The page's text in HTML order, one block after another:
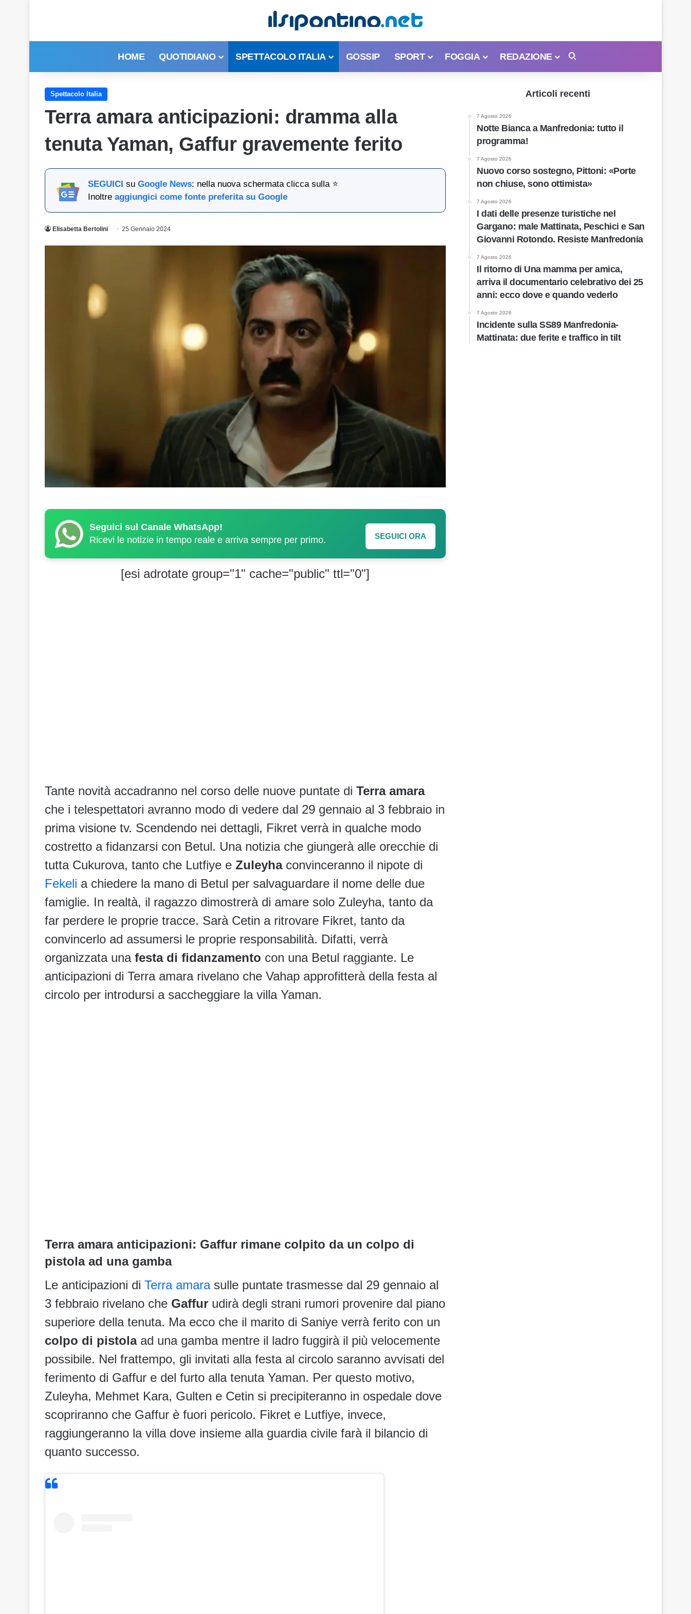
HOME QUOTIDIANO SPETTACOLO ITALIA GOSSIP SPORT FOGGIA REDAZIONE
Spettacolo Italia
Terra amara anticipazioni: dramma alla
tenuta Yaman, Gaffur gravemente ferito
SEGUICI su Google News: nella nuova schermata clicca sulla ⭐
Inoltre aggiungici come fonte preferita su Google
Elisabetta Bertolini 25 Gennaio 2024
Seguici sul Canale WhatsApp!
Ricevi le notizie in tempo reale e arriva sempre per primo.
SEGUICI ORA
[esi adrotate group="1" cache="public" ttl="0"]
Tante novità accadranno nel corso delle nuove puntate di Terra amara
che i telespettatori avranno modo di vedere dal 29 gennaio al 3 febbraio in
prima visione tv. Scendendo nei dettagli, Fikret verrà in qualche modo
costretto a fidanzarsi con Betul. Una notizia che giungerà alle orecchie di
tutta Cukurova, tanto che Lutfiye e Zuleyha convinceranno il nipote di
Fekeli a chiedere la mano di Betul per salvaguardare il nome delle due
famiglie. In realtà, il ragazzo dimostrerà di amare solo Zuleyha, tanto da
far perdere le proprie tracce. Sarà Cetin a ritrovare Fikret, tanto da
convincerlo ad assumersi le proprie responsabilità. Difatti, verrà
organizzata unafesta di fidanzamento con una Betul raggiante. Le
anticipazioni di Terra amara rivelano che Vahap approfitterà della festa al
circolo per introdursi a saccheggiare la villa Yaman.
Terra amara anticipazioni: Gaffur rimane colpito da un colpo di
pistola ad una gamba
Le anticipazioni di Terra amarasulle puntate trasmesse dal 29 gennaio al
3 febbraio rivelano che Gaffur udirà degli strani rumori provenire dal piano
superiore della tenuta. Ma ecco che il marito di Saniye verrà ferito con un
colpo di pistolaad una gamba mentre il ladro fuggirà il più velocemente
possibile. Nel frattempo, gli invitati alla festa al circolo saranno avvisati del
ferimento di Gaffur e del furto alla tenuta Yaman. Per questo motivo,
Zuleyha, Mehmet Kara, Gulten e Cetin si precipiteranno in ospedale dove
scopriranno che Gaffur è fuori pericolo. Fikret e Lutfiye, invece,
raggiungeranno la villa dove insieme alla guardia civile farà il bilancio di
quanto successo.
Articoli recenti
7 Agosto 2026
Notte Bianca a Manfredonia: tutto il
programma!
7 Agosto 2026
Nuovo corso sostegno, Pittoni: «Porte
non chiuse, sono ottimista»
7 Agosto 2026
I dati delle presenze turistiche nel
Gargano: male Mattinata, Peschici e San
Giovanni Rotondo. Resiste Manfredonia
7 Agosto 2026
Il ritorno di Una mamma per amica,
arriva il documentario celebrativo dei 25
anni: ecco dove e quando vederlo
7 Agosto 2026
Incidente sulla SS89 Manfredonia-
Mattinata: due ferite e traffico in tilt